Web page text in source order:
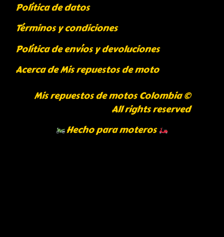
Política de datos
Términos y condiciones
Política de envíos y devoluciones
Acerca de Mis repuestos de moto
Mis repuestos de motos Colombia ©
All rights reserved
Hecho para moteros